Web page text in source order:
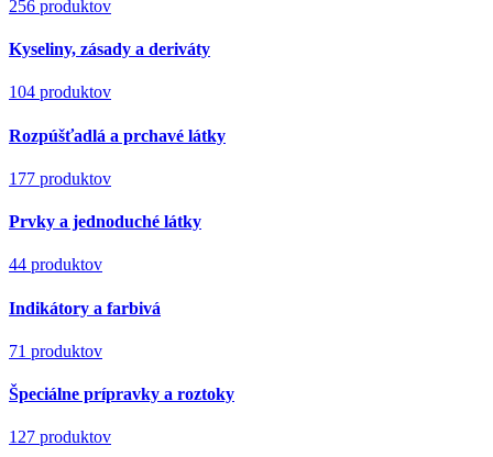
256 produktov
Kyseliny, zásady a deriváty
104 produktov
Rozpúšťadlá a prchavé látky
177 produktov
Prvky a jednoduché látky
44 produktov
Indikátory a farbivá
71 produktov
Špeciálne prípravky a roztoky
127 produktov